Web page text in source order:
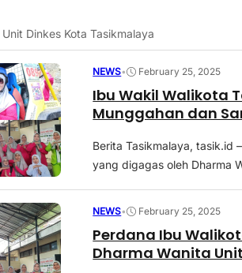
Dinkes Kota Tasikmalaya
NEWS• February 25, 2025
Ibu Wakil Walikota
Munggahan dan
Berita Tasikmalaya, tasik.id
yang digagas oleh Dharma
NEWS• February 25, 2025
Perdana Ibu
Dharma Wanita